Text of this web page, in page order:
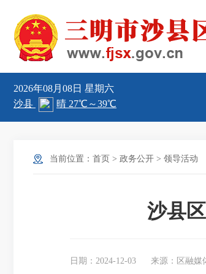
2026年08月08日 星期六
当前位置： 首页 > 政务公开 > 领导活动
沙县
日期：2024-12-03 来源：区融媒